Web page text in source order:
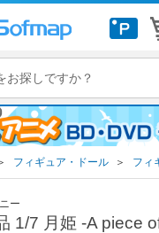
フィギュア・ドール ＞ フィ
ー
1/7 月姫 -A piece